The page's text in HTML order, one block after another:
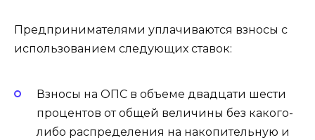
Предпринимателями уплачиваются взносы с
использованием следующих ставок:
Взносы на ОПС в объеме двадцати шести
процентов от общей величины без какого-
либо распределения на накопительную и